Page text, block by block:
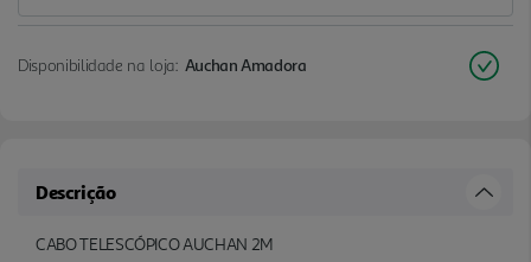
Disponibilidade na loja: Auchan Amadora
Descrição
CABO TELESCÓPICO AUCHAN 2M